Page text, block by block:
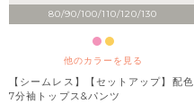
80/90/100/110/120/130
他のカラーを見る
【シームレス】【セットアップ】配色
7分袖トップス&パンツ